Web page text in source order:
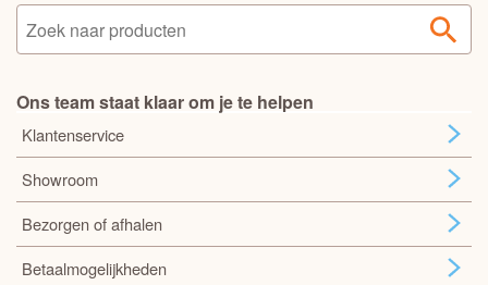
Ons team staat klaar om je te helpen
Klantenservice
Showroom
Bezorgen of afhalen
Betaalmogelijkheden